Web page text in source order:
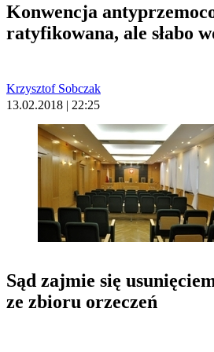
Konwencja
ratyfikowana, ale słabo
Krzysztof Sobczak
13.02.2018 | 22:25
Sąd zajmie się
ze zbioru orzeczeń